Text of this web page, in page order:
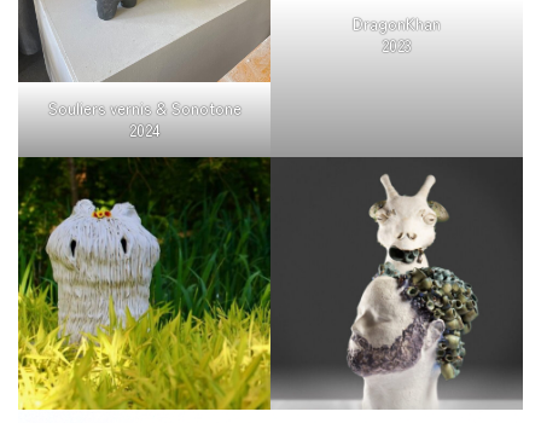
Souliers vernis & Sonotone
2024
DragonKhan
2023